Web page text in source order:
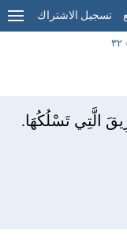
تسجيل الاشتراك
›٣٢
الَّتِي تَسْلُكُهَا.